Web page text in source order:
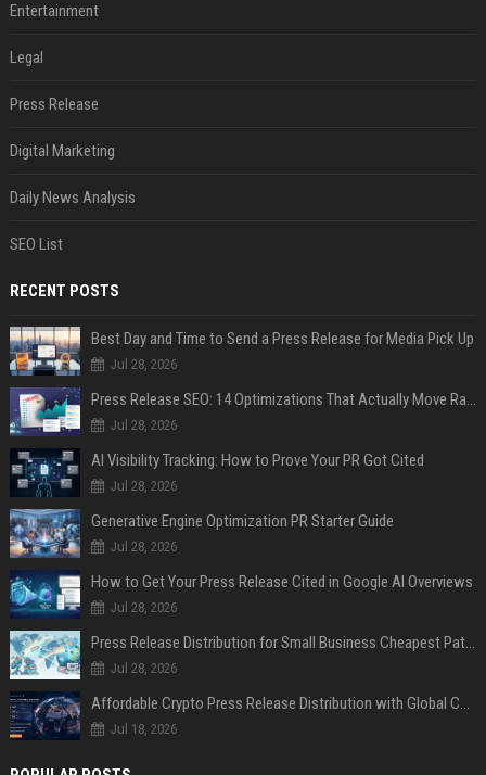
Entertainment
Legal
Press Release
Digital Marketing
Daily News Analysis
SEO List
RECENT POSTS
Best Day and Time to Send a Press Release for Media Pick Up
Jul 28, 2026
Press Release SEO: 14 Optimizations That Actually Move Rankings
Jul 28, 2026
AI Visibility Tracking: How to Prove Your PR Got Cited
Jul 28, 2026
Generative Engine Optimization PR Starter Guide
Jul 28, 2026
How to Get Your Press Release Cited in Google AI Overviews
Jul 28, 2026
Press Release Distribution for Small Business Cheapest Path to Real Coverage
Jul 28, 2026
Affordable Crypto Press Release Distribution with Global Coverage
Jul 18, 2026